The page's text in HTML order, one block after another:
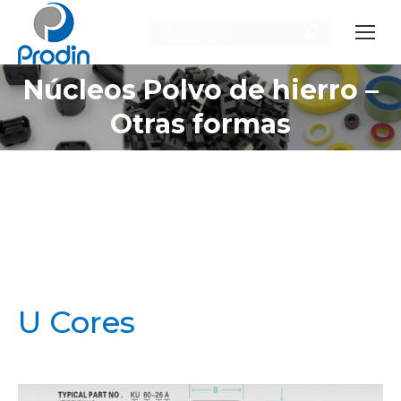
Núcleos Polvo de hierro –
Otras formas
Estás aquí:
U Cores